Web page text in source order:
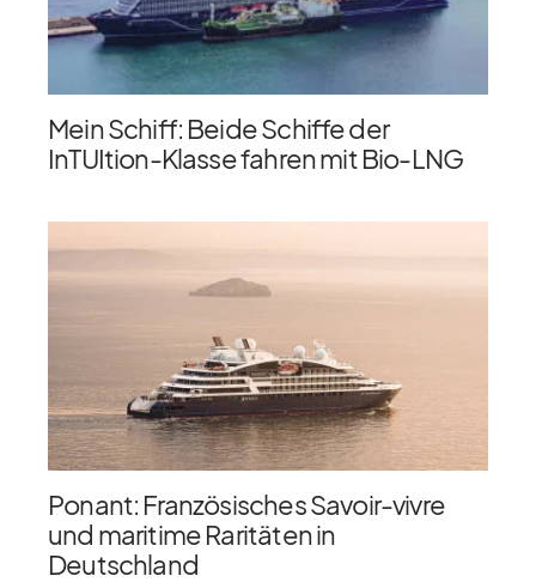
Mein Schiff: Beide Schiffe der
InTUItion-Klasse fahren mit Bio-LNG
Ponant: Französisches Savoir-vivre
und maritime Raritäten in
Deutschland